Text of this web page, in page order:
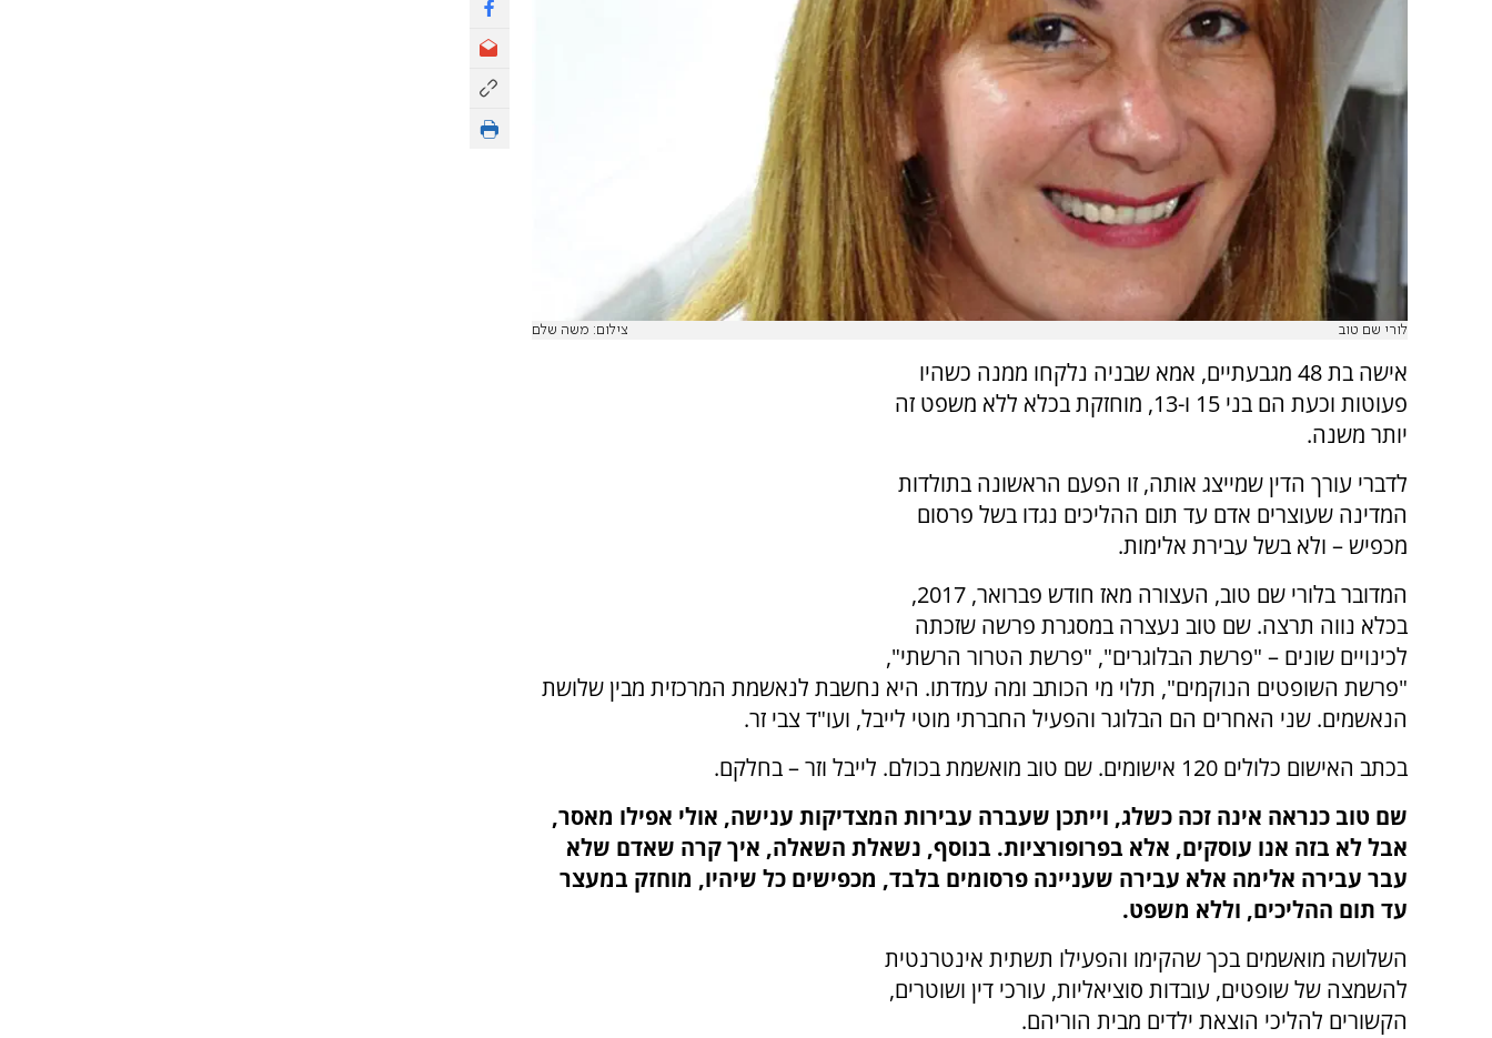
לורי שם טוב צילום: משה שלם
אישה בת 48 מגבעתיים, אמא שבניה נלקחו ממנה כשהיו
פעוטות וכעת הם בני 15 ו-13, מוחזקת בכלא ללא משפט זה
יותר משנה.
לדברי עורך הדין שמייצג אותה, זו הפעם הראשונה בתולדות
המדינה שעוצרים אדם עד תום ההליכים נגדו בשל פרסום
מכפיש – ולא בשל עבירת אלימות.
המדובר בלורי שם טוב, העצורה מאז חודש פברואר, 2017,
בכלא נווה תרצה. שם טוב נעצרה במסגרת פרשה שזכתה
לכינויים שונים – "פרשת הבלוגרים", "פרשת הטרור הרשתי",
"פרשת השופטים הנוקמים", תלוי מי הכותב ומה עמדתו. היא נחשבת לנאשמת המרכזית מבין שלושת
הנאשמים. שני האחרים הם הבלוגר והפעיל החברתי מוטי לייבל, ועו"ד צבי זר.
בכתב האישום כלולים 120 אישומים. שם טוב מואשמת בכולם. לייבל וזר – בחלקם.
שם טוב כנראה אינה זכה כשלג, וייתכן שעברה עבירות המצדיקות ענישה, אולי אפילו מאסר,
אבל לא בזה אנו עוסקים, אלא בפרופורציות. בנוסף, נשאלת השאלה, איך קרה שאדם שלא
עבר עבירה אלימה אלא עבירה שעניינה פרסומים בלבד, מכפישים כל שיהיו, מוחזק במעצר
עד תום ההליכים, וללא משפט.
השלושה מואשמים בכך שהקימו והפעילו תשתית אינטרנטית
להשמצה של שופטים, עובדות סוציאליות, עורכי דין ושוטרים,
הקשורים להליכי הוצאת ילדים מבית הוריהם.